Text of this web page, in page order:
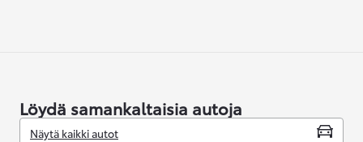
Löydä samankaltaisia autoja
Näytä kaikki autot